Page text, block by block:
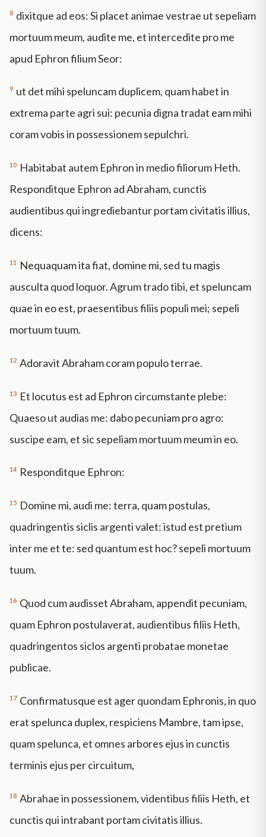
8 dixitque ad eos: Si placet animae vestrae ut sepeliam
mortuum meum, audite me, et intercedite pro me
apud Ephron filium Seor:
9 ut det mihi speluncam duplicem, quam habet in
extrema parte agri sui: pecunia digna tradat eam mihi
coram vobis in possessionem sepulchri.
10 Habitabat autem Ephron in medio filiorum Heth.
Responditque Ephron ad Abraham, cunctis
audientibus qui ingrediebantur portam civitatis illius,
dicens:
11
Nequaquam ita fiat, domine mi, sed tu magis
ausculta quod loquor. Agrum trado tibi, et speluncam
quae in eo est, praesentibus filiis populi mei; sepeli
mortuum tuum.
12 Adoravit Abraham coram populo terrae.
13 Et locutus est ad Ephron circumstante plebe:
Quaeso ut audias me: dabo pecuniam pro agro:
suscipe eam, et sic sepeliam mortuum meum in eo.
14 Responditque Ephron:
15 Domine mi, audi me: terra, quam postulas,
quadringentis siclis argenti valet: istud est pretium
inter me et te: sed quantum est hoc? sepeli mortuum
tuum.
16 Quod cum audisset Abraham, appendit pecuniam,
quam Ephron postulaverat, audientibus filiis Heth,
quadringentos siclos argenti probatae monetae
publicae.
17 Confirmatusque est ager quondam Ephronis, in quo
erat spelunca duplex, respiciens Mambre, tam ipse,
quam spelunca, et omnes arbores ejus in cunctis
terminis ejus per circuitum,
18 Abrahae in possessionem, videntibus filiis Heth, et
cunctis qui intrabant portam civitatis illius.